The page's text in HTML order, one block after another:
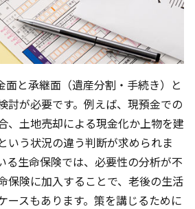
面と承継面（遺産分割・手続き）と
討が必要です。例えば、現預金での
、土地売却による現金化か上物を建
いう状況の違う判断が求められま
る生命保険では、必要性の分析が不
保険に加入することで、老後の生活
ースもあります。策を講じるために